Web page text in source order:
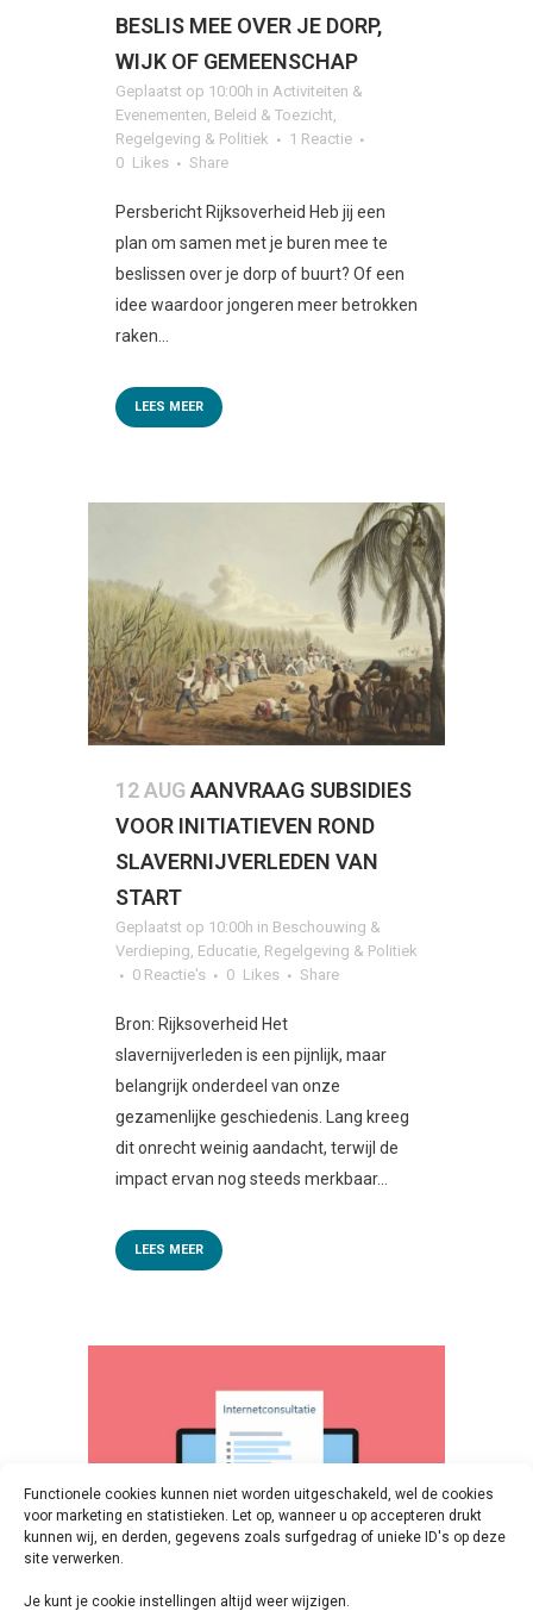
Functionele cookies kunnen niet worden uitgeschakeld, wel de cookies
voor marketing en statistieken. Let op, wanneer u op accepteren drukt
kunnen wij, en derden, gegevens zoals surfgedrag of unieke ID's op deze
site verwerken.
Je kunt je cookie instellingen altijd weer wijzigen.
BESLIS MEE OVER JE DORP,
WIJK OF GEMEENSCHAP
Geplaatst op 10:00h in Activiteiten &
Evenementen Beleid & Toezicht
Regelgeving & Politiek
1 Reactie
0 Likes Share
Persbericht Rijksoverheid Heb jij een
plan om samen met je buren mee te
beslissen over je dorp of buurt? Of een
idee waardoor jongeren meer betrokken
raken...
LEES MEER
12 AUG AANVRAAG SUBSIDIES
VOOR INITIATIEVEN ROND
SLAVERNIJVERLEDEN VAN
START
Geplaatst op 10:00h in Beschouwing &
Verdieping, Educatie, Regelgeving & Politiek
0 Reactie's
0 Likes Share
Bron: Rijksoverheid Het
slavernijverleden is een pijnlijk, maar
belangrijk onderdeel van onze
gezamenlijke geschiedenis. Lang kreeg
dit onrecht weinig aandacht, terwijl de
impact ervan nog steeds merkbaar...
LEES MEER